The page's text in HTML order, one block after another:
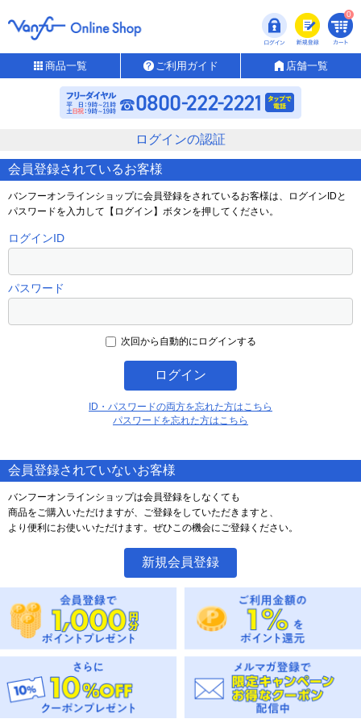
0
商品一覧 ご利用ガイド 店舗一覧
ログインの認証
会員登録されているお客様
バンフーオンラインショップに会員登録をされているお客様は、ログインIDと
パスワードを入力して【ログイン】ボタンを押してください。
ログインID
パスワード
次回から自動的にログインする
ログイン
ID・パスワードの両方を忘れた方はこちら
パスワードを忘れた方はこちら
会員登録されていないお客様
バンフーオンラインショップは会員登録をしなくても
商品をご購入いただけますが、ご登録をしていただきますと、
より便利にお使いいただけます。ぜひこの機会にご登録ください。
新規会員登録